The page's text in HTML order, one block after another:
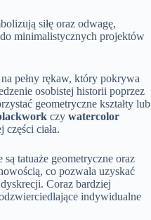
siłę oraz odwagę,
minimalistycznych projektów
pełny rękaw, który pokrywa
osobistej historii poprzez
geometryczne kształty lub
czy watercolor
części ciała.
tatuaże geometryczne oraz
co pozwala uzyskać
Coraz bardziej
indywidualne